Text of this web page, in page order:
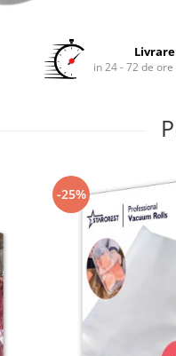
Livrare
in 24 - 72 de
-25%